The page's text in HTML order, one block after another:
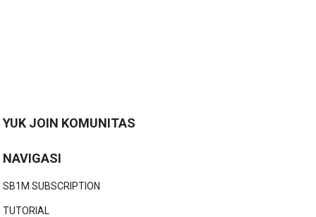
YUK JOIN KOMUNITAS
NAVIGASI
SB1M SUBSCRIPTION
TUTORIAL